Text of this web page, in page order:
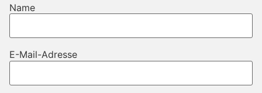
Name
E-Mail-Adresse